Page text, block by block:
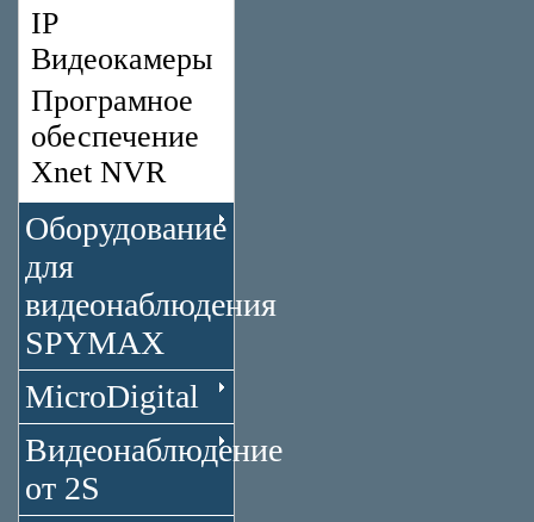
IP
Видеокамеры
Програмное
обеспечение
Xnet NVR
Оборудование
для
видеонаблюдения
SPYMAX
MicroDigital
Видеонаблюдение
от 2S